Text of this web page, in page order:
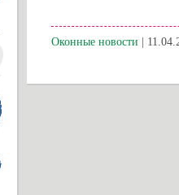
Оконные новости |